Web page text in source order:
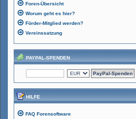
Foren-Übersicht
Worum geht es hier?
Förder-Mitglied werden?
Vereinssatzung
PAYPAL-SPENDEN
HILFE
FAQ Forensoftware